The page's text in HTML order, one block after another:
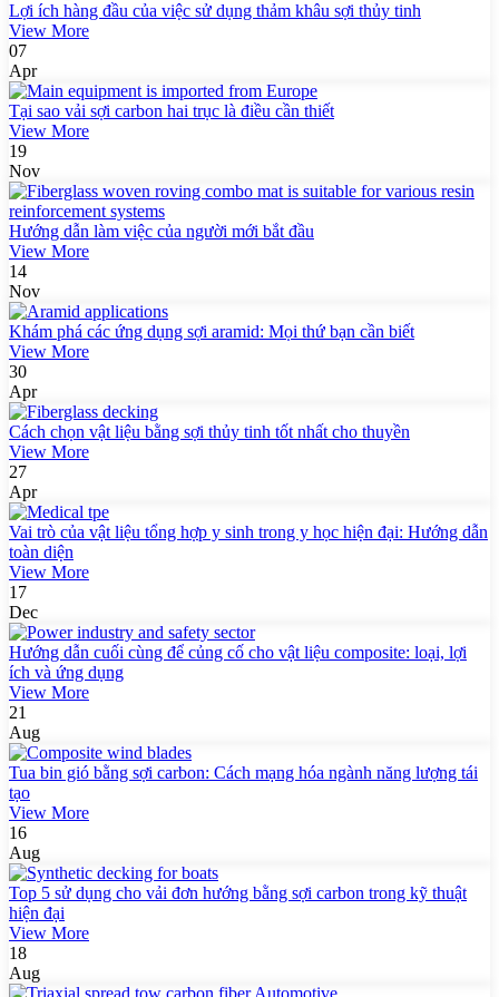
Lợi ích hàng đầu của việc sử dụng thảm khâu sợi thủy tinh
View More
07
Apr
Tại sao vải sợi carbon hai trục là điều cần thiết
View More
19
Nov
Hướng dẫn làm việc của người mới bắt đầu
View More
14
Nov
Khám phá các ứng dụng sợi aramid: Mọi thứ bạn cần biết
View More
30
Apr
Cách chọn vật liệu bằng sợi thủy tinh tốt nhất cho thuyền
View More
27
Apr
Vai trò của vật liệu tổng hợp y sinh trong y học hiện đại: Hướng dẫn
toàn diện
View More
17
Dec
Hướng dẫn cuối cùng để củng cố cho vật liệu composite: loại, lợi
ích và ứng dụng
View More
21
Aug
Tua bin gió bằng sợi carbon: Cách mạng hóa ngành năng lượng tái
tạo
View More
16
Aug
Top 5 sử dụng cho vải đơn hướng bằng sợi carbon trong kỹ thuật
hiện đại
View More
18
Aug